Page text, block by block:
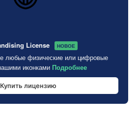
License НОВОЕ
любые физические или цифровые
иконками Подробнее
Купить лицензию